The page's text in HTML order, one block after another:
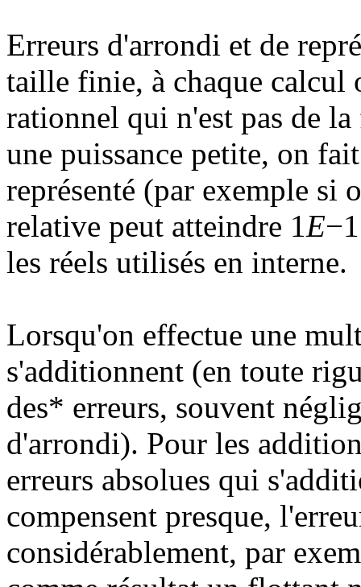
Erreurs d'arrondi et de
taille finie, à chaque calcul
rationnel qui n'est pas de
une puissance petite, on
représenté (par exemple si
relative peut atteindre 1E
les réels utilisés en interne.
Lorsqu'on effectue une
s'additionnent (en toute
des* erreurs, souvent
d'arrondi). Pour les
erreurs absolues qui
compensent presque,
considérablement, par